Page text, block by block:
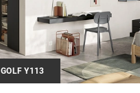
GOLF Y113